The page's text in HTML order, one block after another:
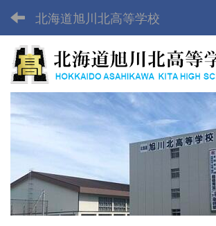
北海道旭川北高等学校